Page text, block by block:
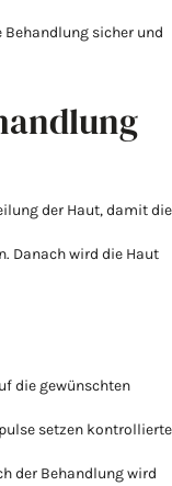
sicher und
der Haut, damit die
Danach wird die Haut
die gewünschten
setzen kontrollierte
der Behandlung wird